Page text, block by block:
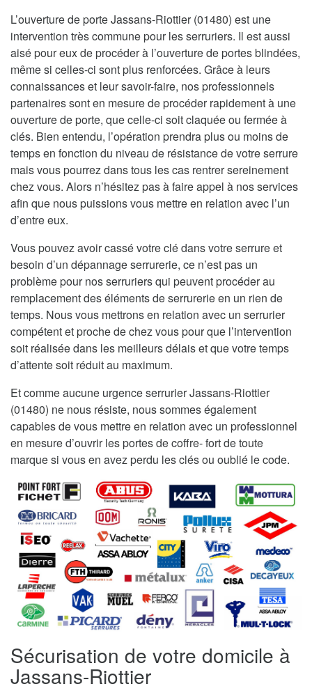
L’ouverture de porte Jassans-Riottier (01480) est une
intervention très commune pour les serruriers. Il est aussi
aisé pour eux de procéder à l’ouverture de portes blindées,
même si celles-ci sont plus renforcées. Grâce à leurs
connaissances et leur savoir-faire, nos professionnels
partenaires sont en mesure de procéder rapidement à une
ouverture de porte, que celle-ci soit claquée ou fermée à
clés. Bien entendu, l’opération prendra plus ou moins de
temps en fonction du niveau de résistance de votre serrure
mais vous pourrez dans tous les cas rentrer sereinement
chez vous. Alors n’hésitez pas à faire appel à nos services
afin que nous puissions vous mettre en relation avec l’un
d’entre eux.
Vous pouvez avoir cassé votre clé dans votre serrure et
besoin d’un dépannage serrurerie, ce n’est pas un
problème pour nos serruriers qui peuvent procéder au
remplacement des éléments de serrurerie en un rien de
temps. Nous vous mettrons en relation avec un serrurier
compétent et proche de chez vous pour que l’intervention
soit réalisée dans les meilleurs délais et que votre temps
d’attente soit réduit au maximum.
Et comme aucune urgence serrurier Jassans-Riottier
(01480) ne nous résiste, nous sommes également
capables de vous mettre en relation avec un professionnel
en mesure d’ouvrir les portes de coffre- fort de toute
marque si vous en avez perdu les clés ou oublié le code.
Sécurisation de votre domicile à
Jassans-Riottier